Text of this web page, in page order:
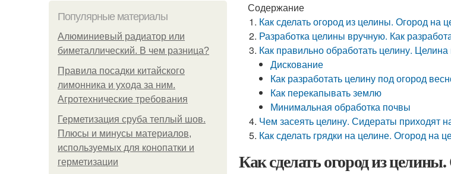
Популярные материалы
Алюминиевый радиатор или
биметаллический. В чем разница?
Правила посадки китайского
лимонника и ухода за ним.
Агротехнические требования
Герметизация сруба теплый шов.
Плюсы и минусы материалов,
используемых для конопатки и
герметизации
Содержание
Как сделать огород из целины. Огород на
Разработка целины вручную. Как
Как правильно обработать целину.
Дискование
Как разработать целину под огород
Как перекапывать землю
Минимальная обработка почвы
Чем засеять целину. Сидераты приходят
Как сделать грядки на целине. Огород на
Как сделать огород из